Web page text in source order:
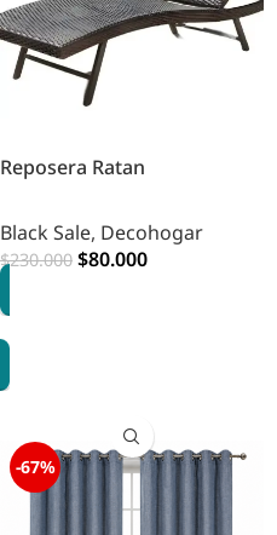
Reposera Ratan
Black Sale, Decohogar
$230.000 $80.000
-67%